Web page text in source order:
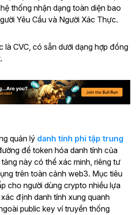
thống nhận dạng toàn diện bao
Yêu Cầu và Người Xác Thực.
là CVC, có sẵn dưới dạng hợp đồng
quản lý danh tính phi tập trung
để token hóa danh tính của
này có thể xác minh, riêng tư
trên toàn cảnh web3. Mục tiêu
cho người dùng crypto nhiều lựa
định danh tính xung quanh
public key ví truyền thống